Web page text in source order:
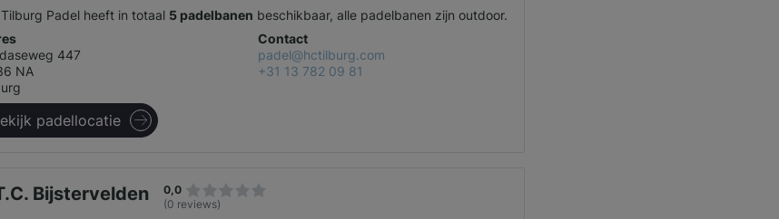
Tilburg Padel heeft in totaal 5 padelbanen beschikbaar, alle padelbanen zijn outdoor.
447
NA
Contact
padel@hctilburg.com
+31 13 782 09 81
padellocatie
Bijstervelden
0,0
(0 reviews)